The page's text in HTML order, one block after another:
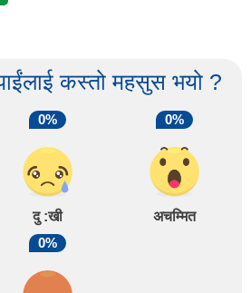
कस्तो महसुस भयो ?
0%
दु :खी
0%
अचम्मित
0%